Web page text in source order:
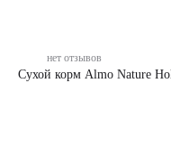
нет отзывов
Сухой корм Almo Nature